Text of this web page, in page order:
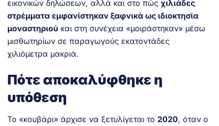
εικονικών δηλώσεων, αλλά και στο πώς χιλιάδες
στρέμματα εμφανίστηκαν ξαφνικά ως ιδιοκτησία
μοναστηριού και στη συνέχεια «μοιράστηκαν» μέσω
μισθωτηρίων σε παραγωγούς εκατοντάδες
χιλιόμετρα μακριά.
Πότε αποκαλύφθηκε η
υπόθεση
Το «κουβάρι» άρχισε να ξετυλίγεται το 2020, όταν ο